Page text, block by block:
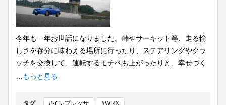
今年も一年お世話になりました。峠やサーキット等、走る愉
しさを存分に味わえる場所に行ったり、ステアリングやクラ
ッチを交換して、運転するモチベも上がったりと、幸せづく
しの一年でした。来年は、もっともっとクルマの世界にのめ
もっと見る
タグ #インプレッサ #WRX